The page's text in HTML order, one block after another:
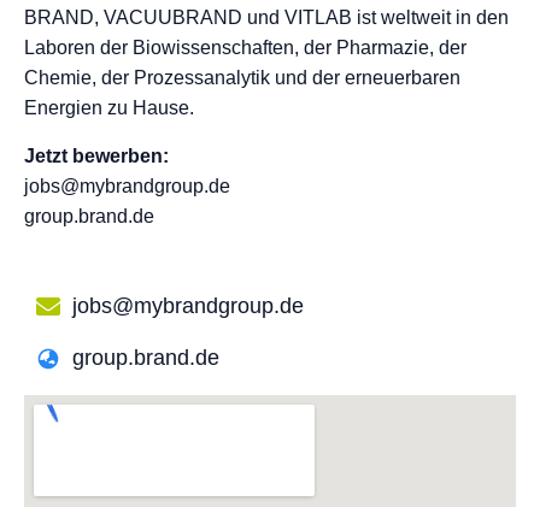
BRAND, VACUUBRAND und VITLAB ist weltweit in den
Laboren der Biowissenschaften, der Pharmazie, der
Chemie, der Prozessanalytik und der erneuerbaren
Energien zu Hause.
Jetzt bewerben:
jobs@mybrandgroup.de
group.brand.de
jobs@mybrandgroup.de
group.brand.de